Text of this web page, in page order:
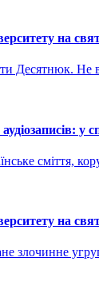
на
Десятнюк. Не
сміття,
на
злочинне